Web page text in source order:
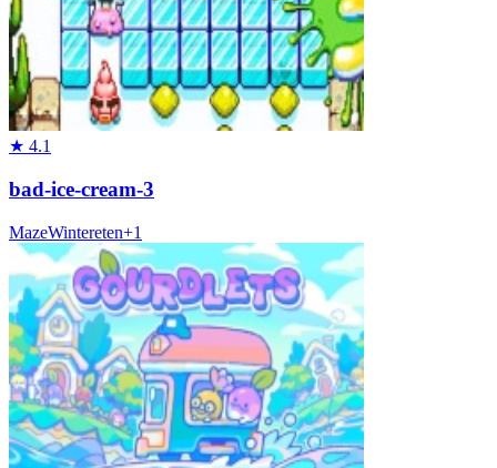
★ 4.1
bad-ice-cream-3
MazeWintereten+1